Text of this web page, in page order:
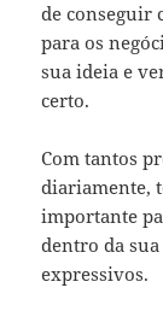
de conseguir
para os
sua ideia e
certo.
Com tantos
diariamente,
importante
dentro da
expressivos.